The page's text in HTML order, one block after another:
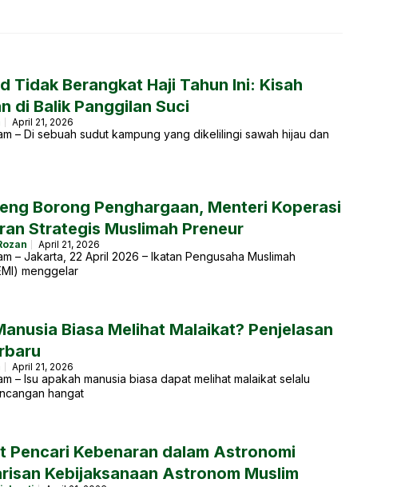
Tidak Berangkat Haji Tahun Ini: Kisah
di Balik Panggilan Suci
April 21, 2026
– Di sebuah sudut kampung yang dikelilingi sawah hijau dan
Borong Penghargaan, Menteri Koperasi
Strategis Muslimah Preneur
April 21, 2026
– Jakarta, 22 April 2026 – Ikatan Pengusaha Muslimah
menggelar
Biasa Melihat Malaikat? Penjelasan
April 21, 2026
– Isu apakah manusia biasa dapat melihat malaikat selalu
hangat
Pencari Kebenaran dalam Astronomi
Kebijaksanaan Astronom Muslim